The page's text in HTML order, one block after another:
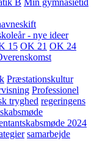
B Min gymnasietid
- nye ideer
15 OK 21 OK 24
Præstationskultur
Professionel
tryghed regeringens
2024
samarbejde